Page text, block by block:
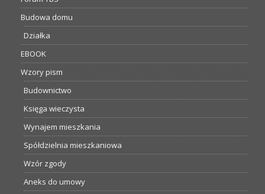
Budowa domu
Działka
EBOOK
Wzory pism
Budownictwo
Księga wieczysta
Wynajem mieszkania
Spółdzielnia mieszkaniowa
Wzór zgody
Aneks do umowy